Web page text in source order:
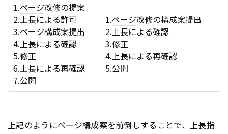
1.ページ改修の提案
2.上長による許可
3.ページ構成案提出
4.上長による確認
5.修正
6.上長による再確認
7.公開
1.ページ改修の構成案提出
2.上長による確認
3.修正
4.上長による再確認
5.公開
上記のようにページ構成案を前倒しすることで、上長指